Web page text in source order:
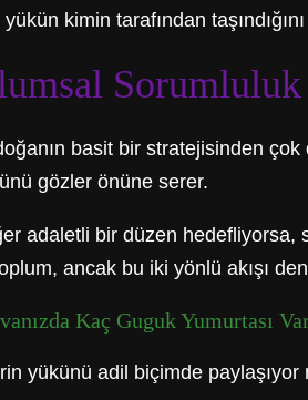
kimin tarafından
basit bir stratejisinden çok
gözler önüne serer.
adaletli bir düzen hedefliyorsa,
ancak bu iki yönlü akışı
Kaç Guguk Yumurtası
yükünü adil biçimde paylaşıyor